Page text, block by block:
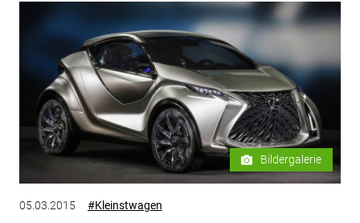
Bildergalerie
05.03.2015 #Kleinstwagen